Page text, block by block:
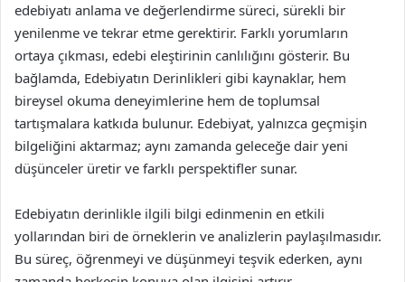
edebiyatı anlama ve değerlendirme süreci, sürekli bir
yenilenme ve tekrar etme gerektirir. Farklı yorumların
ortaya çıkması, edebi eleştirinin canlılığını gösterir. Bu
bağlamda, Edebiyatın Derinlikleri gibi kaynaklar, hem
bireysel okuma deneyimlerine hem de toplumsal
tartışmalara katkıda bulunur. Edebiyat, yalnızca geçmişin
bilgeliğini aktarmaz; aynı zamanda geleceğe dair yeni
düşünceler üretir ve farklı perspektifler sunar.
Edebiyatın derinlikle ilgili bilgi edinmenin en etkili
yollarından biri de örneklerin ve analizlerin paylaşılmasıdır.
Bu süreç, öğrenmeyi ve düşünmeyi teşvik ederken, aynı